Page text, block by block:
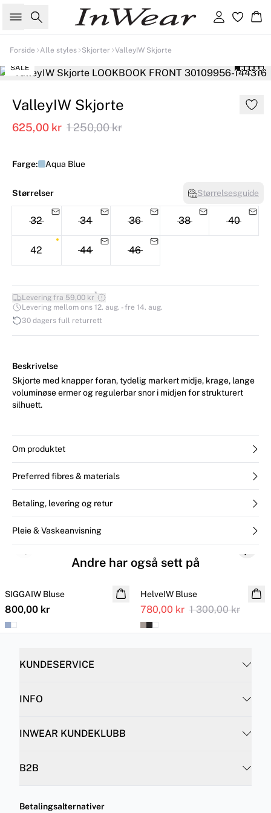
Søk Logg inn
Forside Alle styles Skjorter ValleyIW Skjorte
SALE
ValleyIW Skjorte
625,00 kr 1 250,00 kr
Farge: Aqua Blue
Størrelser Størrelsesguide
32 34 36 38 40
42 44 46
Levering fra 59,00 kr*
Levering mellom ons 12. aug. - fre 14. aug.
30 dagers full returrett
Beskrivelse
Skjorte med knapper foran, tydelig markert midje, krage, lange
voluminøse ermer og regulerbar snor i midjen for strukturert
silhuett.
Om produktet
Preferred fibres & materials
Betaling, levering og retur
Pleie & Vaskeanvisning
Andre har også sett på
NYHET
SIGGAIW Bluse
800,00 kr
Ytterligere nedsatt
SALE
HelveIW Bluse
780,00 kr 1 300,00 kr
Previous slide Next
KUNDESERVICE
INFO
INWEAR KUNDEKLUBB
B2B
Betalingsalternativer